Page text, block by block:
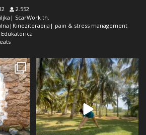
2.552
ScarWork th.
pain & stress management
dokaz da Da ne ispadne da samo radim 😅
Kad se dokopam...
29 2